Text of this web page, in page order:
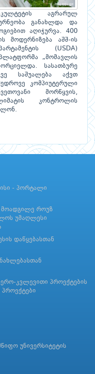
აგრარულ
განახლდა და
აღიჭურვა. 400
მოდერნიზება აშშ-ის
(USDA)
„მომავლის
სასათბურე
საშუალება აქვთ
კომპიუტერული
მორწყვის,
კონტროლის
- პორტალი
მოადგილე როუზ
უმაღლესი
დაწყებასთან
კვლევითი პროექტების
პროექტები
უნივერსიტეტის